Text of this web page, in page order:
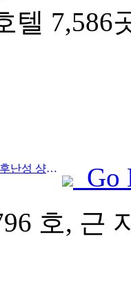
텔 7,586
Prev:중국 관광 상품 공모전이 후난성 샹탄에서 성공적으로 개최되었습니다.
Go
호, 근